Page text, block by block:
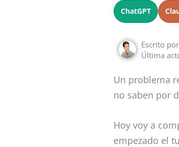
ChatGPT
Escrito por
Última
Un problema
no saben por
Hoy voy a
empezado el